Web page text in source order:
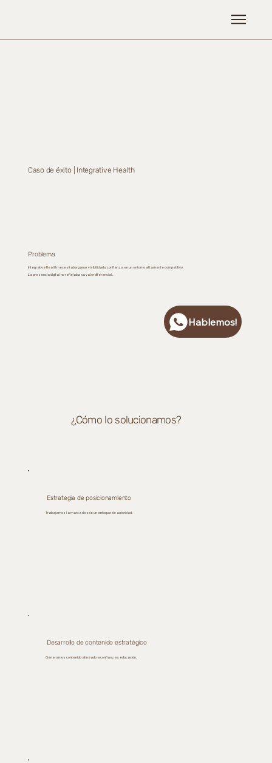
Caso de éxito | Integrative Health
Problema
Integrative Health necesitaba ganar visibilidad y confianza en un entorno altamente competitivo.
La presencia digital no reflejaba su valor diferencial.
¿Cómo lo solucionamos?
Estrategia de posicionamiento
Trabajamos la marca desde un enfoque de autoridad.
Desarrollo de contenido estratégico
Generamos contenido alineado a confianza y educación.
Hablemos!